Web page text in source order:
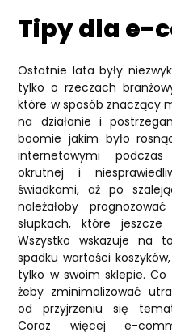
Tipy dla e-
Ostatnie lata były
tylko o rzeczach
które w sposób znaczący
na działanie i
boomie jakim było
internetowymi
okrutnej i
świadkami, aż po
należałoby
słupkach, które
Wszystko wskazuje na
spadku wartości
tylko w swoim sklepie.
żeby zminimalizować
od przyjrzeniu się
Coraz więcej e-